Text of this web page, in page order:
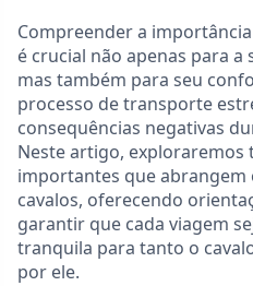
Compreender a
é crucial não apenas para a
mas também para seu
processo de transporte
consequências negativas
Neste artigo, exploraremos
importantes que
cavalos, oferecendo
garantir que cada viagem
tranquila para tanto o
por ele.